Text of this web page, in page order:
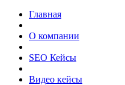
Главная
О компании
SEO Кейсы
Видео кейсы